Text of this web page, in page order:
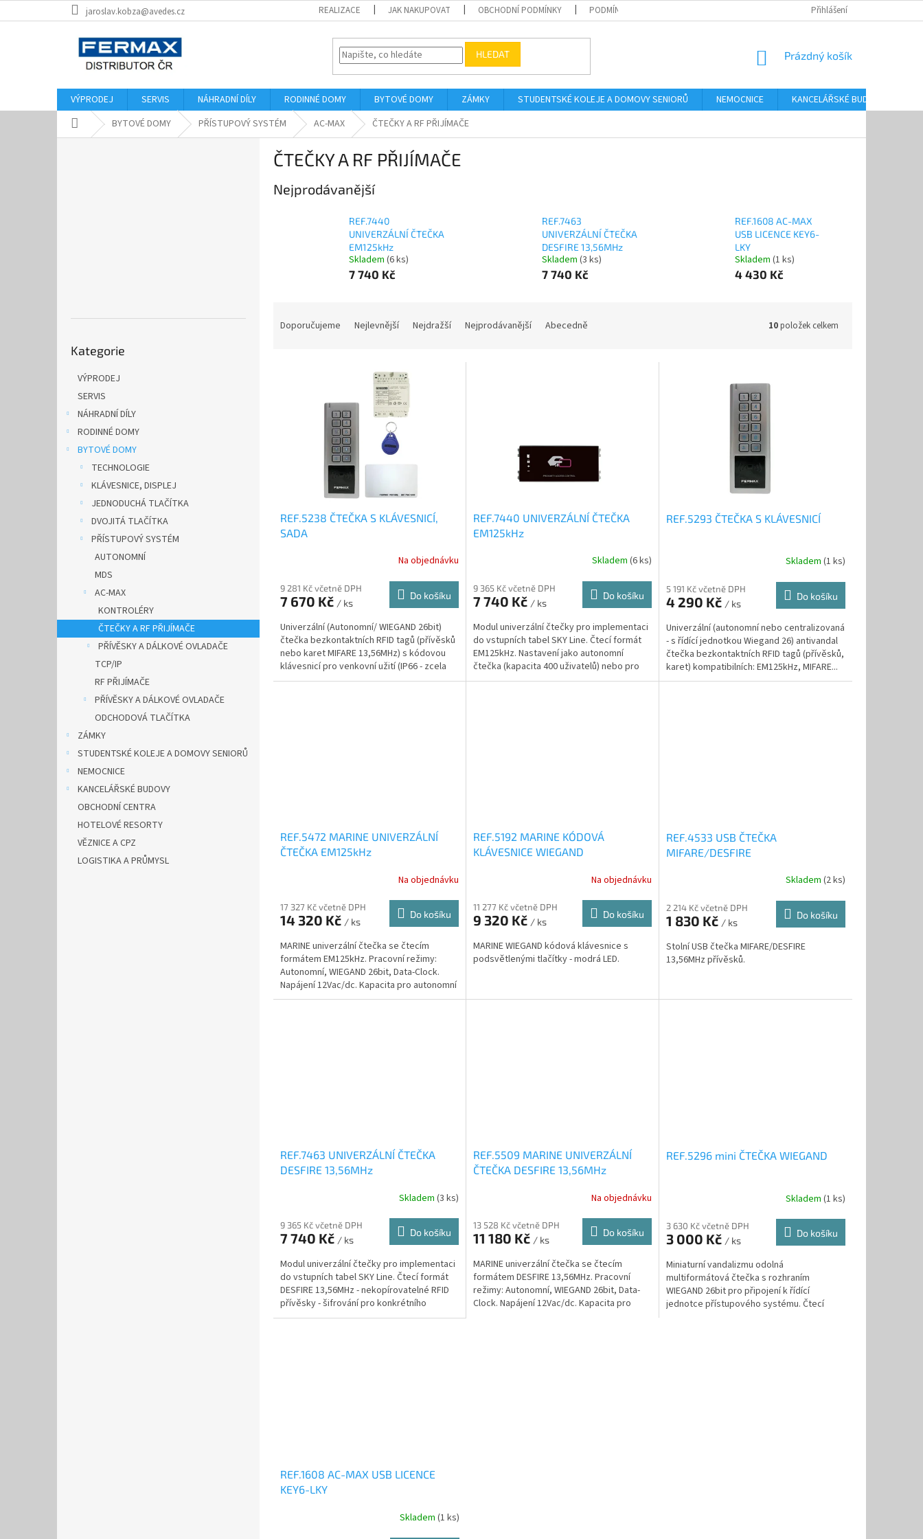
na
jaroslav.kobza@avedes.cz REALIZACE JAK NAKUPOVAT OBCHODNÍ PODMÍNKY PODMÍNKY OCHRANY OSOBNÍCH ÚDAJŮ Přihlášení
HLEDAT
NÁKUPNÍ
Prázdný košík
VÝPRODEJ SERVIS NÁHRADNÍ DÍLY RODINNÉ DOMY BYTOVÉ DOMY ZÁMKY STUDENTSKÉ KOLEJE A DOMOVY SENIORŮ NEMOCNICE KANCELÁŘSKÉ BUDOVY
Domů BYTOVÉ DOMY PŘÍSTUPOVÝ SYSTÉM AC-MAX ČTEČKY A RF PŘIJÍMAČE
kategorie
Kategorie
VÝPRODEJ
SERVIS
NÁHRADNÍ DÍLY
RODINNÉ DOMY
BYTOVÉ DOMY
TECHNOLOGIE
KLÁVESNICE, DISPLEJ
JEDNODUCHÁ TLAČÍTKA
DVOJITÁ TLAČÍTKA
PŘÍSTUPOVÝ SYSTÉM
AUTONOMNÍ
MDS
AC-MAX
KONTROLÉRY
ČTEČKY A RF PŘIJÍMAČE
PŘÍVĚSKY A DÁLKOVÉ OVLADAČE
TCP/IP
RF PŘIJÍMAČE
PŘÍVĚSKY A DÁLKOVÉ OVLADAČE
ODCHODOVÁ TLAČÍTKA
ZÁMKY
STUDENTSKÉ KOLEJE A DOMOVY SENIORŮ
NEMOCNICE
KANCELÁŘSKÉ BUDOVY
OBCHODNÍ CENTRA
HOTELOVÉ RESORTY
VĚZNICE A CPZ
LOGISTIKA A PRŮMYSL
ČTEČKY A RF PŘIJÍMAČE
Nejprodávanější
REF.7440
UNIVERZÁLNÍ ČTEČKA
EM125kHz
Skladem (6 ks)
7 740 Kč
REF.7463
UNIVERZÁLNÍ ČTEČKA
DESFIRE 13,56MHz
Skladem (3 ks)
7 740 Kč
REF.1608 AC-MAX
USB LICENCE KEY6-
LKY
Skladem (1 ks)
4 430 Kč
Doporučujeme Nejlevnější Nejdražší Nejprodávanější Abecedně 10položek celkem
REF.5238 ČTEČKA S KLÁVESNICÍ,
SADA
Na objednávku
9 281 Kč včetně DPH
7 670 Kč / ks
Do košíku
Univerzální (Autonomní/ WIEGAND 26bit)
čtečka bezkontaktních RFID tagů (přívěsků
nebo karet MIFARE 13,56MHz) s kódovou
klávesnicí pro venkovní užití (IP66 - zcela
prachotěsné,...
REF.7440 UNIVERZÁLNÍ ČTEČKA
EM125kHz
Skladem (6 ks)
9 365 Kč včetně DPH
7 740 Kč / ks
Do košíku
Modul univerzální čtečky pro implementaci
do vstupních tabel SKY Line. Čtecí formát
EM125kHz. Nastavení jako autonomní
čtečka (kapacita 400 uživatelů) nebo pro
MDS...
REF.5293 ČTEČKA S KLÁVESNICÍ
Skladem (1 ks)
5 191 Kč včetně DPH
4 290 Kč / ks
Do košíku
Univerzální (autonomní nebo centralizovaná
- s řídící jednotkou Wiegand 26) antivandal
čtečka bezkontaktních RFID tagů (přívěsků,
karet) kompatibilních: EM125kHz, MIFARE...
REF.5472 MARINE UNIVERZÁLNÍ
ČTEČKA EM125kHz
Na objednávku
17 327 Kč včetně DPH
14 320 Kč / ks
Do košíku
MARINE univerzální čtečka se čtecím
formátem EM125kHz. Pracovní režimy:
Autonomní, WIEGAND 26bit, Data-Clock.
Napájení 12Vac/dc. Kapacita pro autonomní
režim je 400 uživatelů.
REF.5192 MARINE KÓDOVÁ
KLÁVESNICE WIEGAND
Na objednávku
11 277 Kč včetně DPH
9 320 Kč / ks
Do košíku
MARINE WIEGAND kódová klávesnice s
podsvětlenými tlačítky - modrá LED.
REF.4533 USB ČTEČKA
MIFARE/DESFIRE
Skladem (2 ks)
2 214 Kč včetně DPH
1 830 Kč / ks
Do košíku
Stolní USB čtečka MIFARE/DESFIRE
13,56MHz přívěsků.
REF.7463 UNIVERZÁLNÍ ČTEČKA
DESFIRE 13,56MHz
Skladem (3 ks)
9 365 Kč včetně DPH
7 740 Kč / ks
Do košíku
Modul univerzální čtečky pro implementaci
do vstupních tabel SKY Line. Čtecí formát
DESFIRE 13,56MHz - nekopírovatelné RFID
přívěsky - šifrování pro konkrétního
zákazníka nebo...
REF.5509 MARINE UNIVERZÁLNÍ
ČTEČKA DESFIRE 13,56MHz
Na objednávku
13 528 Kč včetně DPH
11 180 Kč / ks
Do košíku
MARINE univerzální čtečka se čtecím
formátem DESFIRE 13,56MHz. Pracovní
režimy: Autonomní, WIEGAND 26bit, Data-
Clock. Napájení 12Vac/dc. Kapacita pro
REF.5296 mini ČTEČKA WIEGAND
Skladem (1 ks)
3 630 Kč včetně DPH
3 000 Kč / ks
Do košíku
Miniaturní vandalizmu odolná
multiformátová čtečka s rozhraním
WIEGAND 26bit pro připojení k řídící
jednotce přístupového systému. Čtecí
REF.1608 AC-MAX USB LICENCE
KEY6-LKY
Skladem (1 ks)